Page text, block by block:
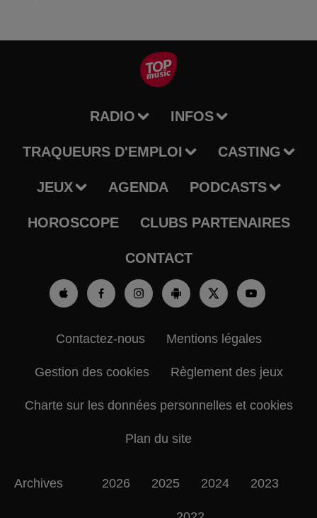
RADIO INFOS
TRAQUEURS D'EMPLOI CASTING
JEUX AGENDA PODCASTS
HOROSCOPE CLUBS PARTENAIRES
CONTACT
Contactez-nous Mentions légales
Gestion des cookies Règlement des jeux
Charte sur les données personnelles et cookies
Plan du site
Archives 2026 2025 2024 2023